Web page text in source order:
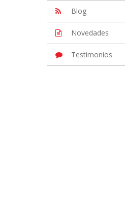
Blog
Novedades
Testimonios